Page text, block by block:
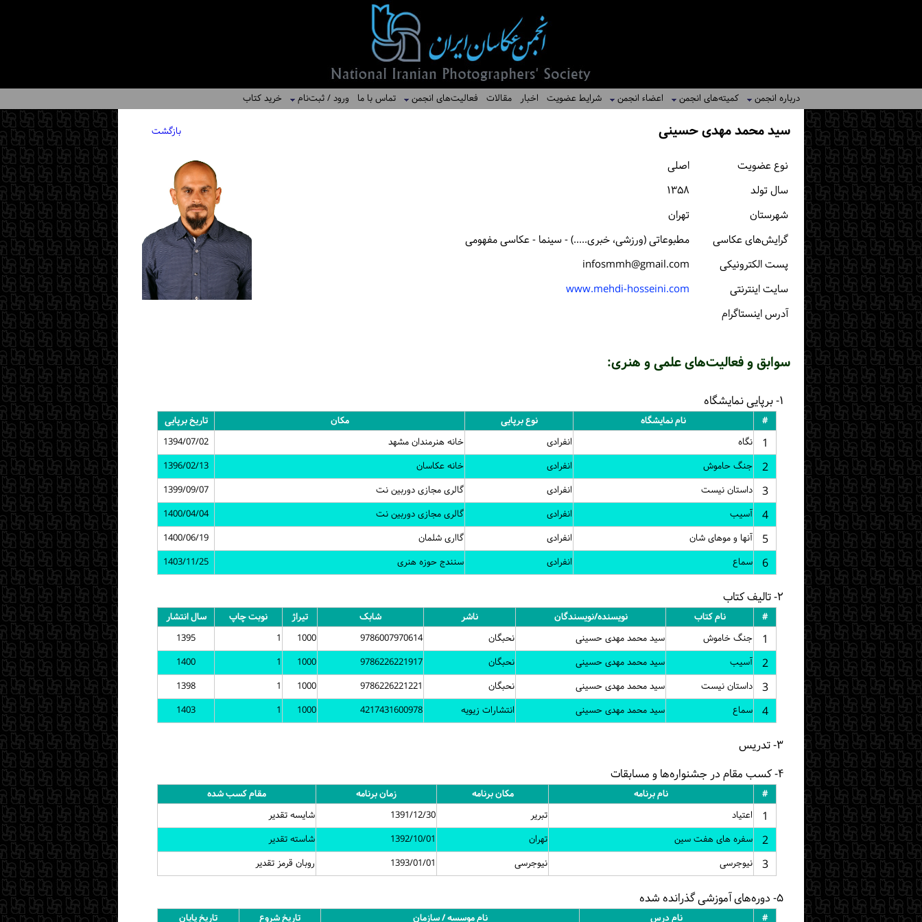
درباره انجمن کمیته‌های انجمن اعضاء انجمن شرایط عضویت اخبار مقالات فعالیت‌های انجمن تماس با ما ورود / ثبت‌نام خرید کتاب
سید محمد مهدی حسینی بازگشت
نوع عضویت
اصلی
سال تولد
۱۳۵۸
شهرستان
تهران
گرایش‌های عکاسی
مطبوعاتی (ورزشی، خبری.....) - سینما - عکاسی مفهومی
پست الكترونیكی
infosmmh@gmail.com
سایت اینترنتی
www.mehdi-hosseini.com
آدرس اینستاگرام
سوابق و فعالیت‌های علمی و هنری:
۱- برپایی نمایشگاه
# نام نمایشگاه نوع برپایی مکان تاریخ برپایی
1 نگاه انفرادی خانه هنرمندان مشهد 1394/07/02
2 جنگ حاموش انفرادی خانه عکاسان 1396/02/13
3 داستان نیست انفرادی گالری مجازی دوربین نت 1399/09/07
4 آسیب انفرادی گالری مجازی دوربین نت 1400/04/04
5 آنها و موهای شان انفرادی گااری شلمان 1400/06/19
6 سماع انفرادی سنندج حوزه هنری 1403/11/25
۲- تالیف کتاب
# نام کتاب نویسنده/نویسندگان ناشر شابک تیراژ نوبت چاپ سال انتشار
1 جنگ خاموش سید محمد مهدی حسینی نحبگان 9786007970614
1000
1
1395
2 آسیب سید محمد مهدی حسینی نحبگان 9786226221917
1000
1
1400
3 داستان نیست سید محمد مهدی حسینی نحبگان 9786226221221
1000
1
1398
4 سماع سید محمد مهدی حسینی انتشارات زیویه 4217431600978
1000
1
1403
۳- تدریس
۴- کسب مقام در جشنواره‌ها و مسابقات
# نام برنامه مکان برنامه زمان برنامه مقام کسب شده
1 اعتیاد تبریر 1391/12/30 شایسه تقدیر
2 سفره های هفت سین تهران 1392/10/01 شاسته تقدیر
3 نیوجرسی نیوجرسی 1393/01/01 روبان قرمز تقدیر
۵- دوره‌های آموزشی گذرانده شده
# نام درس نام موسسه / سازمان تاریخ شروع تاریخ پایان